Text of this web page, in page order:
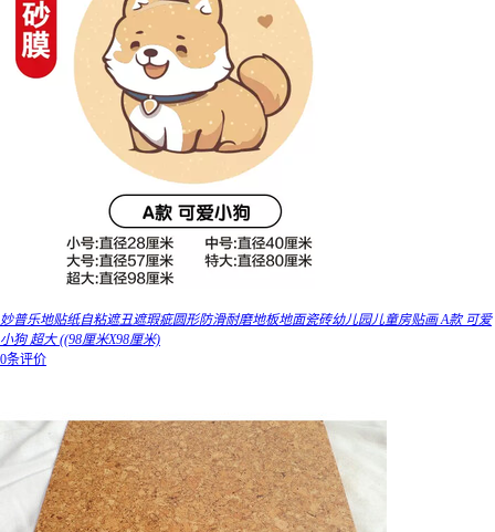
妙普乐地贴纸自粘遮丑遮瑕疵圆形防滑耐磨地板地面瓷砖幼儿园儿童房贴画 A款 可爱
小狗 超大 ((98厘米X98厘米)
0条评价